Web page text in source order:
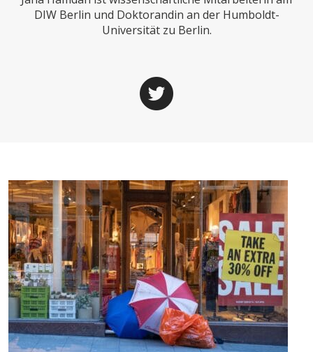
SUCHE
ECONOMISTS FOR FUTURE
DEUTSCHLAND
DIW Berlin und Doktorandin an der Humboldt-
Universität zu Berlin.